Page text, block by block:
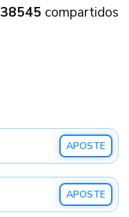
38545 compartidos
APOSTE
APOSTE